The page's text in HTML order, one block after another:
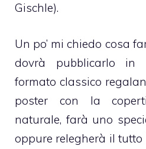
Gischle).
Un po’ mi chiedo cosa
dovrà pubblicarlo in
formato classico
poster con la
naturale, farà uno
oppure relegherà il tutto